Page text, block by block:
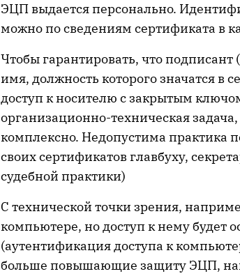
ЭЦП выдается персонально.
можно по сведениям сертификата в
Чтобы гарантировать, что
имя, должность которого значатся в
доступ к носителю с закрытым
организационно-техническая
комплексно. Недопустима практика
своих сертификатов главбуху,
судебной практики)
С технической точки зрения,
компьютере, но доступ к нему будет
(аутентификация доступа к
больше повышающие защиту ЭЦП,